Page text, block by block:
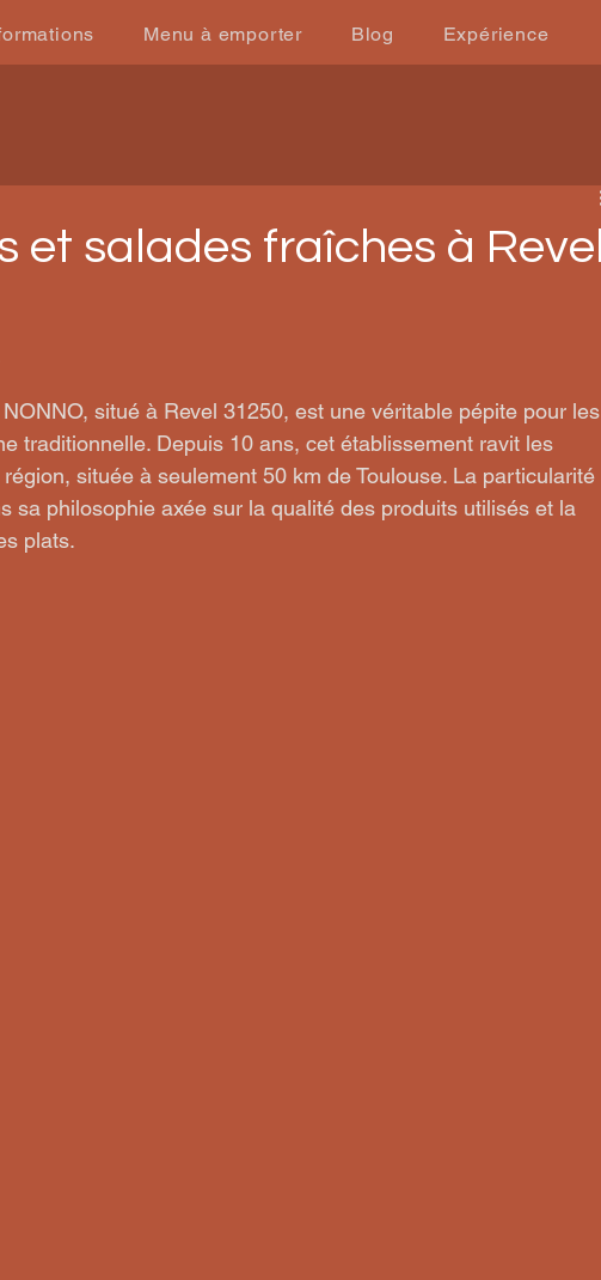
Menu à emporter Blog Expérience
et salades fraîches à Revel
situé à Revel 31250, est une véritable pépite pour les
traditionnelle. Depuis 10 ans, cet établissement ravit les
située à seulement 50 km de Toulouse. La particularité
sa philosophie axée sur la qualité des produits utilisés et la
plats.